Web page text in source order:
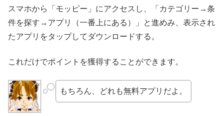
スマホから「モッピー」にアクセスし、「カテゴリー→条
件を探す→アプリ（一番上にある）」と進めみ、表示され
たアプリをタップしてダウンロードする。
これだけでポイントを獲得することができます。
もちろん、どれも無料アプリだよ。